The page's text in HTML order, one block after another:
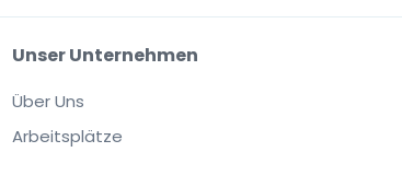
Unser Unternehmen
Über Uns
Arbeitsplätze